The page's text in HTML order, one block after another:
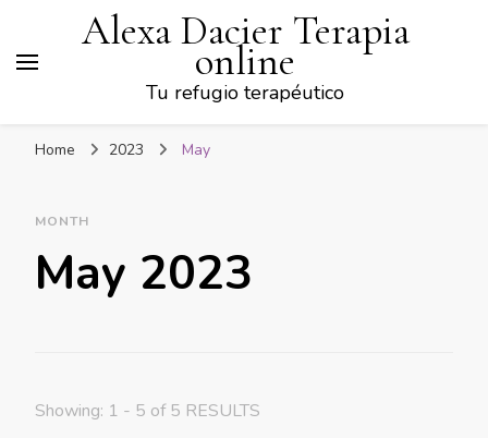
Alexa Dacier Terapia
online
Tu refugio terapéutico
Home 2023 May
MONTH
May 2023
Showing: 1 - 5 of 5 RESULTS